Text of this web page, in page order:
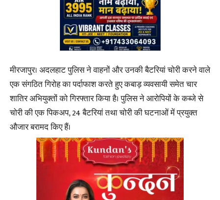
मीरजापुर। अदलहाट पुलिस ने वाहनों और उनकी बैटरियां चोरी करने वाले
एक संगठित गिरोह का पर्दाफाश करते हुए कबाड़ व्यवसायी समेत चार
शातिर अभियुक्तों को गिरफ्तार किया है। पुलिस ने आरोपियों के कब्जे से
चोरी की एक पिकअप, 24 बैटरियां तथा चोरी की घटनाओं में प्रयुक्त
औजार बरामद किए हैं।